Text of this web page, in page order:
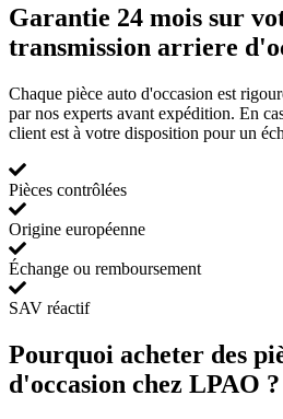
Garantie 24 mois sur
transmission arriere
Chaque pièce auto d'occasion est
par nos experts avant expédition. En
client est à votre disposition pour un
Pièces contrôlées
Origine européenne
Échange ou remboursement
SAV réactif
Pourquoi acheter des
d'occasion chez LPAO ?